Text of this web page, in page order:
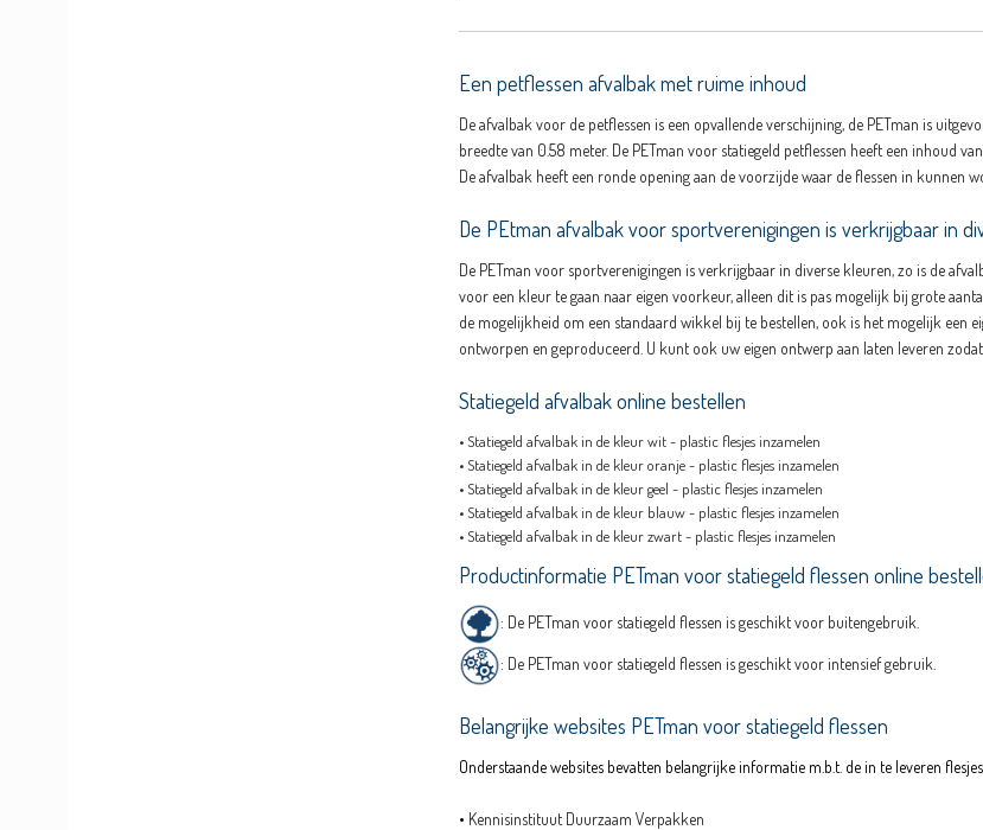
Een petflessen afvalbak met ruime inhoud
De afvalbak voor de petflessen is een opvallende verschijning, de PETman is
breedte van 0.58 meter. De PETman voor statiegeld petflessen heeft een inhoud
De afvalbak heeft een ronde opening aan de voorzijde waar de flessen in kunnen
De PEtman afvalbak voor sportverenigingen is verkrijgbaar in
De PETman voor sportverenigingen is verkrijgbaar in diverse kleuren, zo is de
voor een kleur te gaan naar eigen voorkeur, alleen dit is pas mogelijk bij grote
de mogelijkheid om een standaard wikkel bij te bestellen, ook is het mogelijk een
ontworpen en geproduceerd. U kunt ook uw eigen ontwerp aan laten leveren
Statiegeld afvalbak online bestellen
• Statiegeld afvalbak in de kleur wit - plastic flesjes inzamelen
• Statiegeld afvalbak in de kleur oranje - plastic flesjes inzamelen
• Statiegeld afvalbak in de kleur geel - plastic flesjes inzamelen
• Statiegeld afvalbak in de kleur blauw - plastic flesjes inzamelen
• Statiegeld afvalbak in de kleur zwart - plastic flesjes inzamelen
Productinformatie PETman voor statiegeld flessen online
: De PETman voor statiegeld flessen is geschikt voor buitengebruik.
: De PETman voor statiegeld flessen is geschikt voor intensief gebruik.
Belangrijke websites PETman voor statiegeld flessen
Onderstaande websites bevatten belangrijke informatie m.b.t. de in te leveren
• Kennisinstituut Duurzaam Verpakken